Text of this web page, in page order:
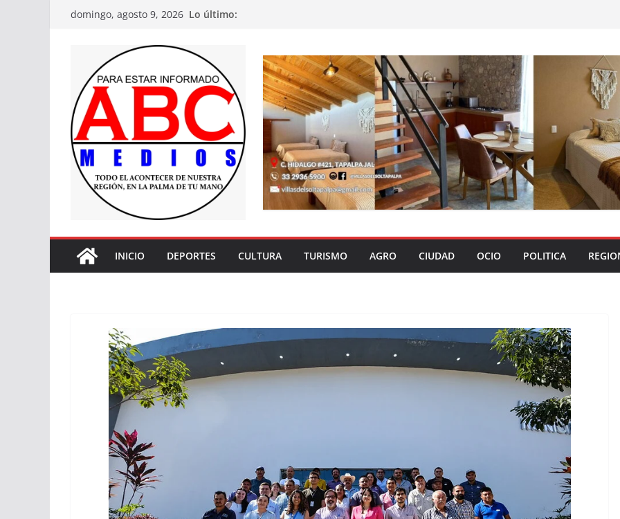
Saltardomingo, agosto 9, 2026 Lo último:
INICIO DEPORTES CULTURA TURISMO AGRO CIUDAD OCIO POLITICA